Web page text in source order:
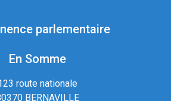
parlementaire
En Somme
route nationale
BERNAVILLE